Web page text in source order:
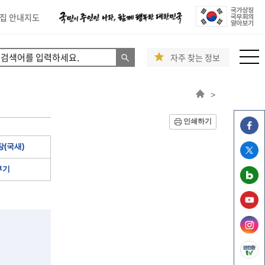
안내지도
자주 찾는 정보
>
인쇄하기
(국새)